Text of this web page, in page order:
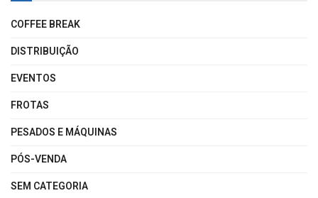
COFFEE BREAK
DISTRIBUIÇÃO
EVENTOS
FROTAS
PESADOS E MÁQUINAS
PÓS-VENDA
SEM CATEGORIA